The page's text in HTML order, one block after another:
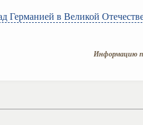
Германией в Великой
Информацию